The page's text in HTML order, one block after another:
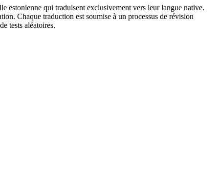
estonienne qui traduisent exclusivement vers leur langue native.
Chaque traduction est soumise à un processus de révision
tests aléatoires.